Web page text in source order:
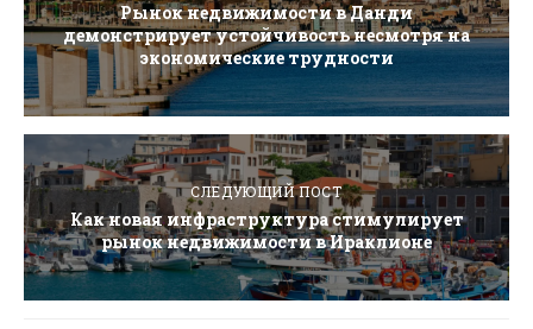
Рынок недвижимости в Данди
демонстрирует устойчивость несмотря на
экономические трудности
СЛЕДУЮЩИЙ ПОСТ
Как новая инфраструктура стимулирует
рынок недвижимости в Ираклионе